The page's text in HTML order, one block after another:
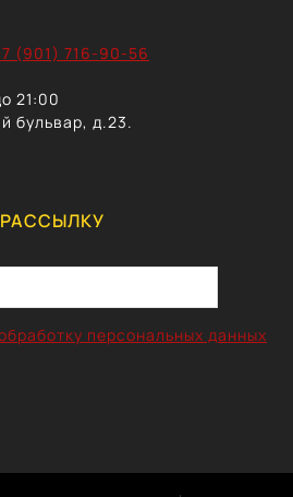
(901) 716-90-56
21:00
бульвар, д.23.
персональных данных